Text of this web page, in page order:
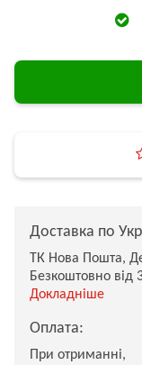
Доставка по
ТК Нова Пошта,
Безкоштовно від
Докладніше
Оплата:
При отриманні,